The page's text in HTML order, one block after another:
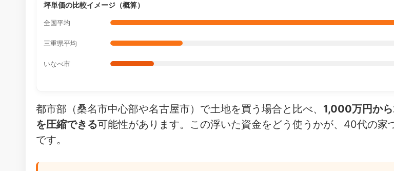
坪単価の比較イメージ（概算）
全国平均
三重県平均
いなべ市
都市部（桑名市中心部や名古屋市）で土地を買う場合と比べ、 1,000万円か
を圧縮できる可能性があります。この浮いた資金をどう使うかが、40代の家
です。